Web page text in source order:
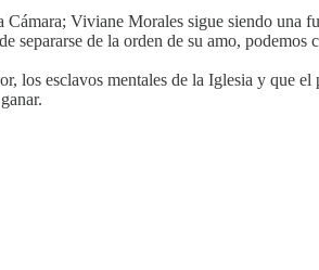
Viviane Morales sigue siendo una
de la orden de su amo,
los esclavos mentales de la Iglesia y que